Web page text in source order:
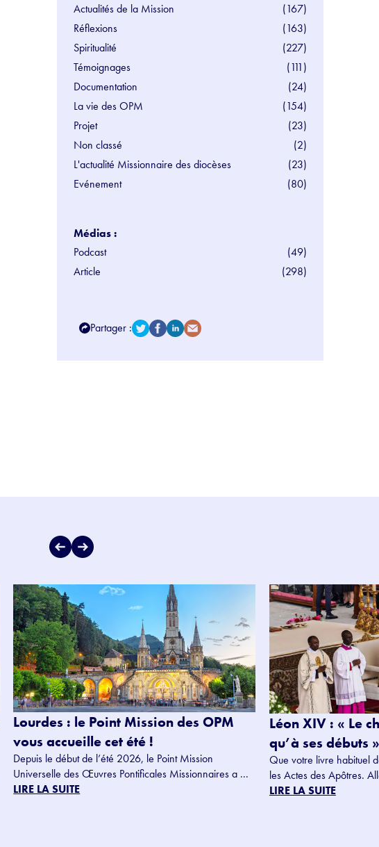
Actualités de la Mission
(167)
Réflexions
(163)
Spiritualité
(227)
Témoignages
(111)
Documentation
(24)
La vie des OPM
(154)
Projet
(23)
Non classé
(2)
L'actualité Missionnaire des diocèses
(23)
Evénement
(80)
Médias :
Podcast
(49)
Article
(298)
Partager :
Lourdes : le Point Mission des OPM
vous accueille cet été !
Depuis le début de l’été 2026, le Point Mission
Universelle des Œuvres Pontificales Missionnaires a ...
LIRE LA SUITE
Léon XIV : « Le
qu’à ses débuts
Que votre livre habituel
les Actes des Apôtres.
LIRE LA SUITE